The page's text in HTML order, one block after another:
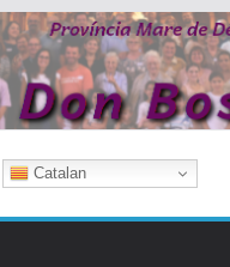
Catalan